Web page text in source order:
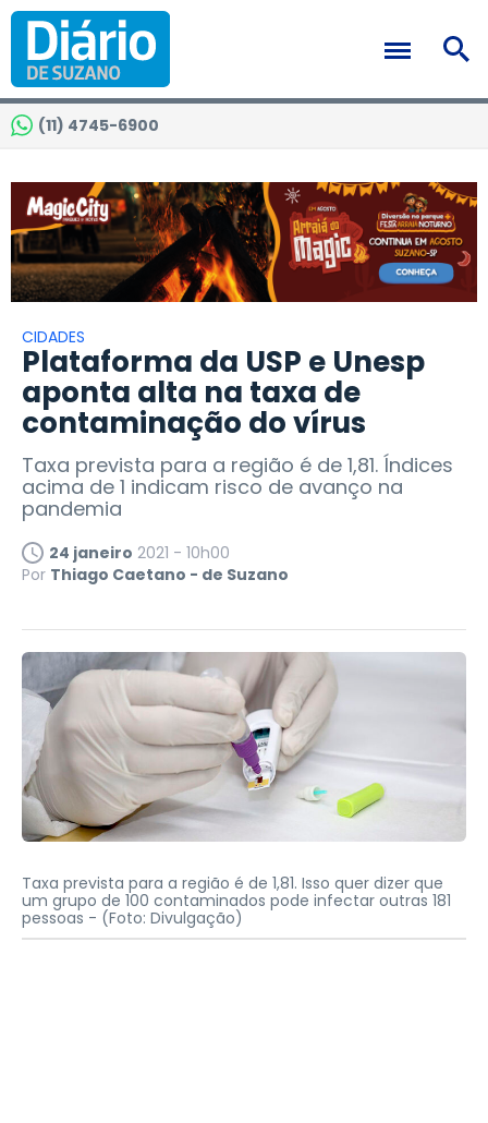
(11) 4745-6900
CIDADES
Plataforma da USP e Unesp
aponta alta na taxa de
contaminação do vírus
Taxa prevista para a região é de 1,81. Índices
acima de 1 indicam risco de avanço na
pandemia
24 janeiro 2021 - 10h00
Por Thiago Caetano - de Suzano
Taxa prevista para a região é de 1,81. Isso quer dizer que
um grupo de 100 contaminados pode infectar outras 181
pessoas - (Foto: Divulgação)